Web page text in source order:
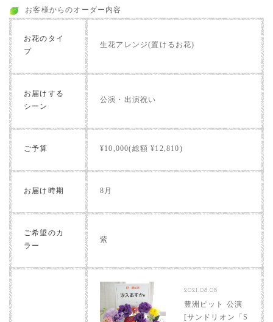
お客様からのオーダー内容
お花のタイ
プ
生花アレンジ(置けるお花)
お届けする
シーン
公演・出演祝い
ご予算 ¥10,000(総額 ¥12,810)
お届け時期 8月
ご希望のカ
ラー
紫
2021.08.08
豊洲ピット 公演
[サンドリオン「S